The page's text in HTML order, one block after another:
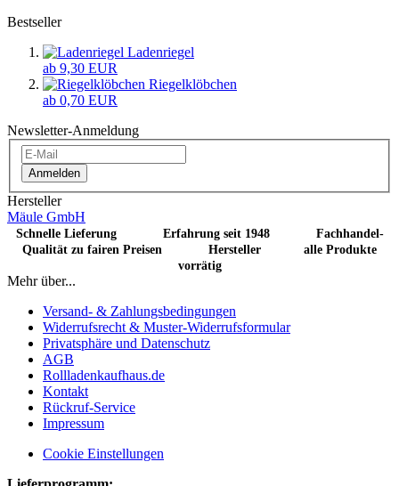
Bestseller
Ladenriegel
ab 9,30 EUR
Riegelklöbchen
ab 0,70 EUR
Newsletter-Anmeldung
Anmelden
Hersteller
Mäule GmbH
Schnelle Lieferung Erfahrung seit 1948 Fachhandel-
Qualität zu fairen Preisen Hersteller alle Produkte
vorrätig
Mehr über...
Versand- & Zahlungsbedingungen
Widerrufsrecht & Muster-Widerrufsformular
Privatsphäre und Datenschutz
AGB
Rollladenkaufhaus.de
Kontakt
Rückruf-Service
Impressum
Cookie Einstellungen